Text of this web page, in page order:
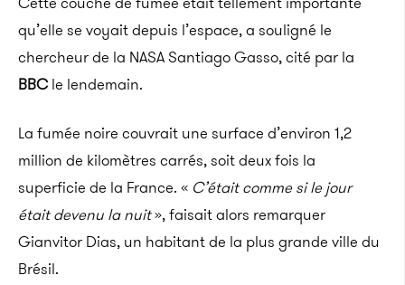
qu’elle se voyait depuis l’espace, a souligné le
chercheur de la NASA Santiago Gasso, cité par la
BBC le lendemain.
La fumée noire couvrait une surface d’environ 1,2
million de kilomètres carrés, soit deux fois la
superficie de la France. « C’était comme si le jour
était devenu la nuit», faisait alors remarquer
Gianvitor Dias, un habitant de la plus grande ville du
Brésil.